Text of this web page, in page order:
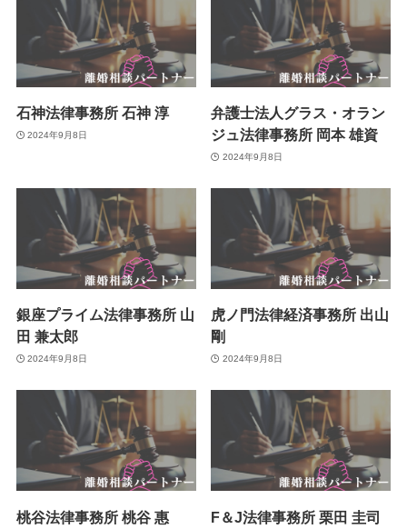
石神法律事務所 石神 淳
2024年9月8日
弁護士法人グラス・オラン
ジュ法律事務所 岡本 雄資
2024年9月8日
銀座プライム法律事務所 山
田 兼太郎
2024年9月8日
虎ノ門法律経済事務所 出山
剛
2024年9月8日
桃谷法律事務所 桃谷 惠 F＆J法律事務所 栗田 圭司